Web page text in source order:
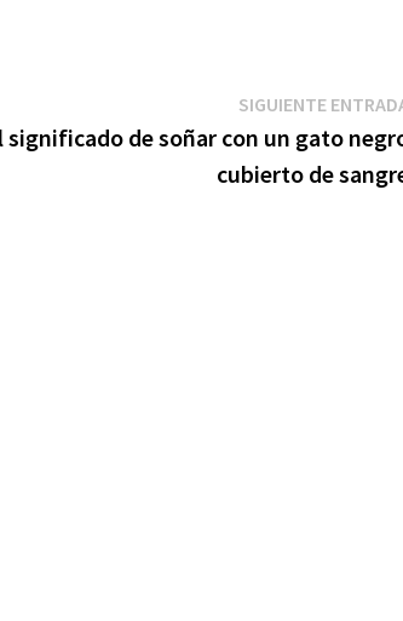
SIGUIENTE
significado de soñar con un gato
cubierto de